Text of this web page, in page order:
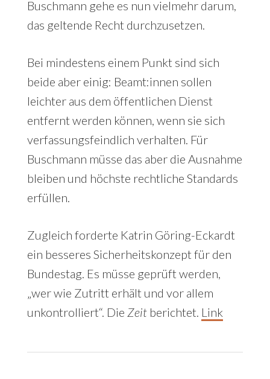
Buschmann gehe es nun vielmehr darum,
das geltende Recht durchzusetzen.
Bei mindestens einem Punkt sind sich
beide aber einig: Beamt:innen sollen
leichter aus dem öffentlichen Dienst
entfernt werden können, wenn sie sich
verfassungsfeindlich verhalten. Für
Buschmann müsse das aber die Ausnahme
bleiben und höchste rechtliche Standards
erfüllen.
Zugleich forderte Katrin Göring-Eckardt
ein besseres Sicherheitskonzept für den
Bundestag. Es müsse geprüft werden,
„wer wie Zutritt erhält und vor allem
unkontrolliert“. Die Zeitberichtet. Link